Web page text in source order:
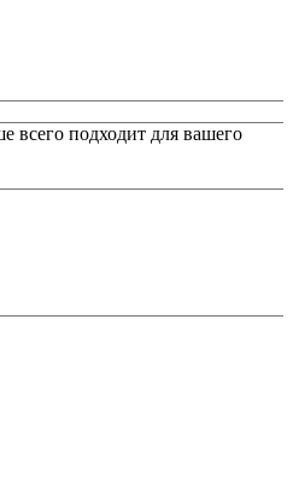
всего подходит для вашего